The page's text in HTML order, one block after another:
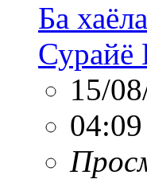
Ба
Сурайё
15/